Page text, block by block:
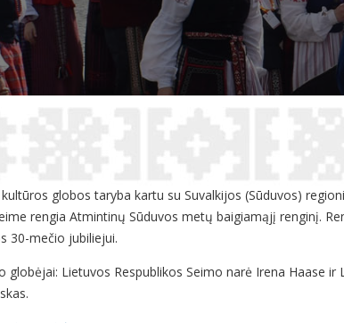
kultūros globos taryba kartu su Suvalkijos (Sūduvos)
rengia Atmintinų Sūduvos metų baigiamąjį renginį.
30-mečio jubiliejui.
globėjai: Lietuvos Respublikos Seimo narė Irena Haase